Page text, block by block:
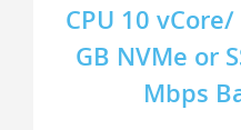
CPU 10
GB NVMe or
Mbps